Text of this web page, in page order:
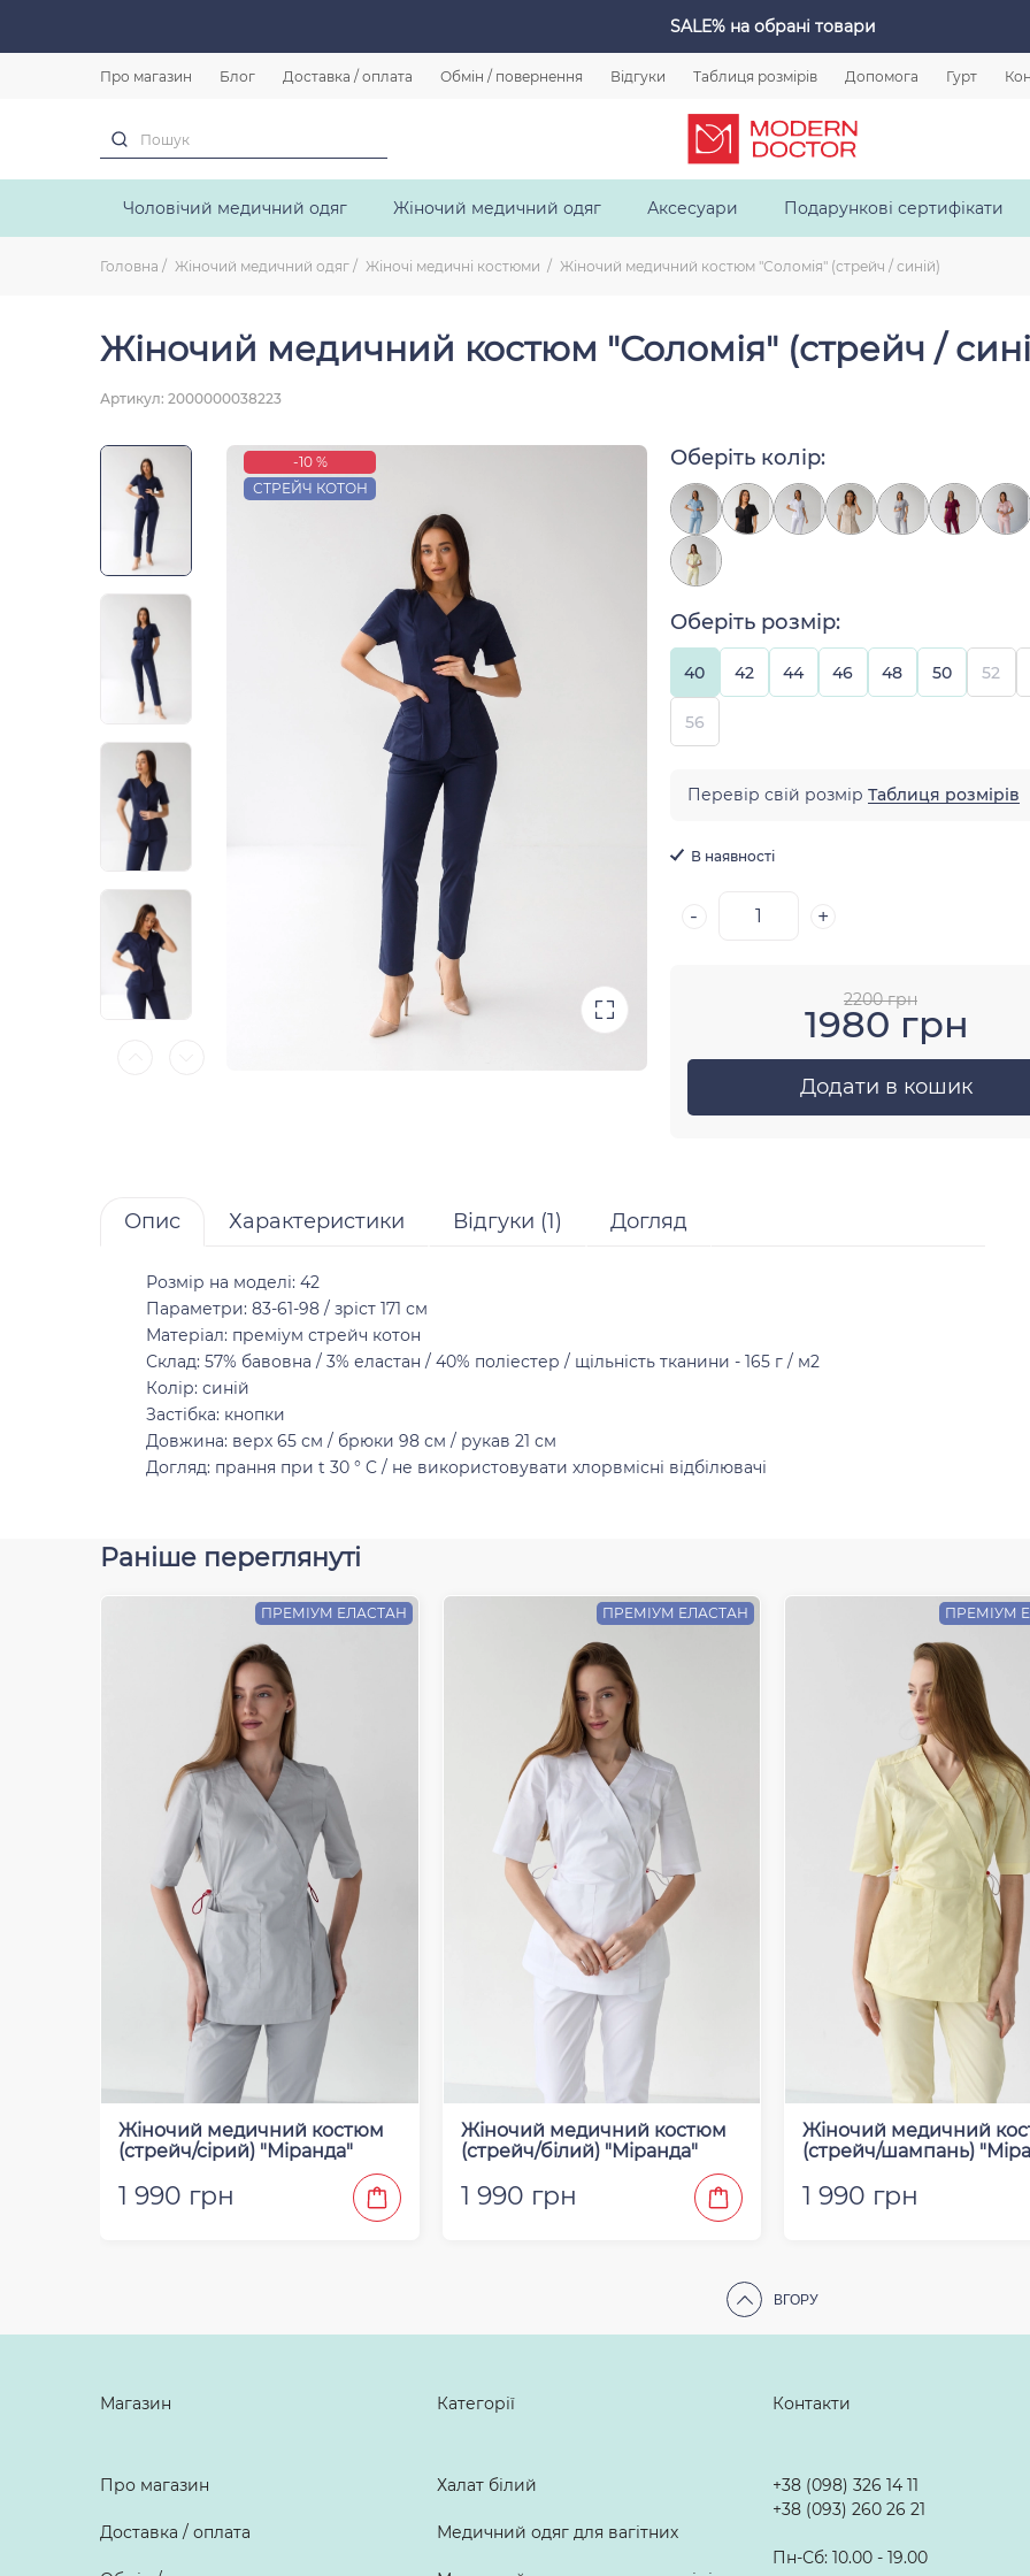
SALE% на обрані товари
Про магазин Блог Доставка / оплата Обмін / повернення Відгуки Таблиця розмірів Допомога Гурт
Чоловічий медичний одяг Жіночий медичний одяг Аксесуари Подарункові сертифікати
Головна Жіночий медичний одяг Жіночі медичні костюми Жіночий медичний костюм "Соломія" (стрейч / синій)
Жіночий медичний костюм "Соломія" (стрейч /
Артикул: 2000000038223
-10 %
СТРЕЙЧ КОТОН
-10 %
СТРЕЙЧ КОТОН
Оберіть колір:
Оберіть розмір:
40 42 44 46 48 50 52
56
Перевір свій розмір Таблиця розмірів
В наявності
- +
2200 грн
1980 грн
Додати в кошик
Опис Характеристики Відгуки (1) Догляд
Розмір на моделі: 42
Параметри: 83-61-98 / зріст 171 см
Матеріал: преміум стрейч котон
Склад: 57% бавовна / 3% еластан / 40% поліестер / щільність тканини - 165 г / м2
Колір: синій
Застібка: кнопки
Довжина: верх 65 см / брюки 98 см / рукав 21 см
Догляд: прання при t 30 ° C / не використовувати хлорвмісні відбілювачі
Раніше переглянуті
ПРЕМІУМ ЕЛАСТАН
Жіночий медичний костюм
(стрейч/сірий) "Міранда"
1 990 грн
ПРЕМІУМ ЕЛАСТАН
Жіночий медичний костюм
(стрейч/білий) "Міранда"
1 990 грн
ПРЕМІУМ
Жіночий медичний
(стрейч/шампань)
1 990 грн
ВГОРУ
Магазин
Про магазин
Доставка / оплата
Категорії
Халат білий
Медичний одяг для вагітних
Контакти
+38 (098) 326 14 11
+38 (093) 260 26 21
Пн-Сб: 10.00 - 19.00